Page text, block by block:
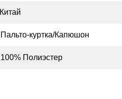
Китай
Пальто-куртка/Капюшон
100% Полиэстер